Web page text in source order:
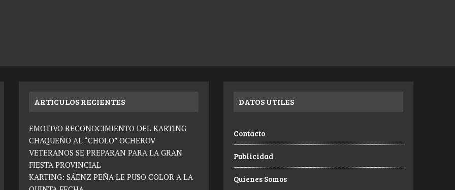
ARTICULOS RECIENTES
EMOTIVO RECONOCIMIENTO DEL KARTING
CHAQUEÑO AL “CHOLO” OCHEROV
VETERANOS SE PREPARAN PARA LA GRAN
FIESTA PROVINCIAL
KARTING: SÁENZ PEÑA LE PUSO COLOR A LA
DATOS UTILES
Contacto
Publicidad
Quienes Somos